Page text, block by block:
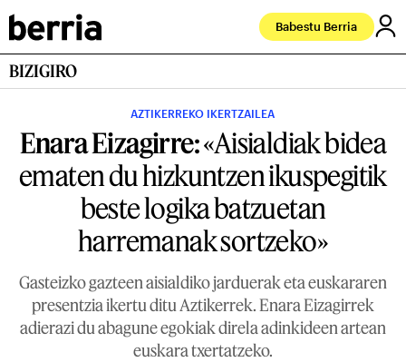
Babestu Berria
BIZIGIRO
AZTIKERREKO IKERTZAILEA
Enara Eizagirre:«Aisialdiak bidea
ematen du hizkuntzen ikuspegitik
beste logika batzuetan
harremanak sortzeko»
Gasteizko gazteen aisialdiko jarduerak eta euskararen
presentzia ikertu ditu Aztikerrek. Enara Eizagirrek
adierazi du abagune egokiak direla adinkideen artean
euskara txertatzeko.